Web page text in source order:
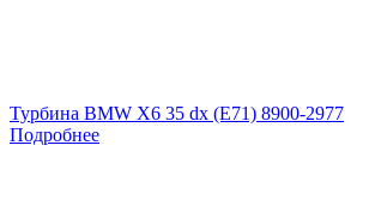
Турбина BMW X6 35 dx (E71) 8900-2977
Подробнее